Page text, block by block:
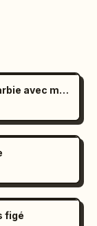
Workflow de stylisme pour poupée Barbie avec mains géantes
figé